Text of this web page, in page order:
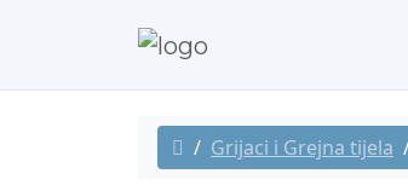
Grijaci i Grejna tijela